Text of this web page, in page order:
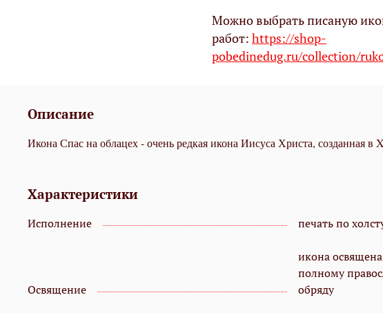
Можно выбрать писаную
работ:https://shop-
pobedinedug.ru/collection/
Описание
Икона Спас на облацех - очень редкая икона Иисуса Христа, созданная в
Характеристики
Исполнение печать по
Освящение
икона
полному
обряду